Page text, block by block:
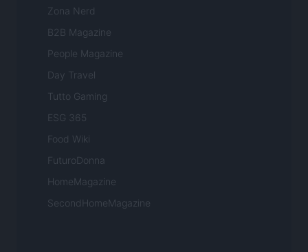
Zona Nerd
B2B Magazine
People Magazine
Day Travel
Tutto Gaming
ESG 365
Food Wiki
FuturoDonna
HomeMagazine
SecondHomeMagazine